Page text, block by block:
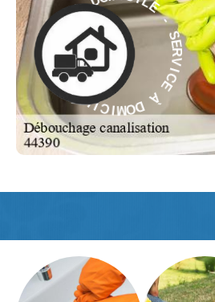
S
E
R
V
I
C
E
À
DO
MI S
E
R
V
I
C
E
À
D
O
M
I
C
I
L
E
-